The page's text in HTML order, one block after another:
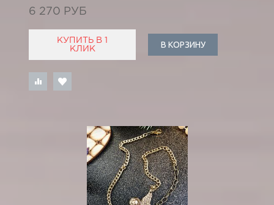
6 270 РУБ
КУПИТЬ В 1
КЛИК
В КОРЗИНУ